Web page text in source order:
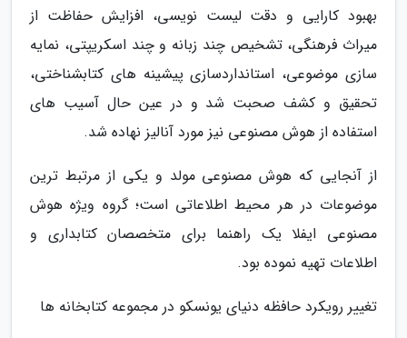
بهبود کارایی و دقت لیست نویسی، افزایش حفاظت از
میراث فرهنگی، تشخیص چند زبانه و چند اسکریپتی، نمایه
سازی موضوعی، استانداردسازی پیشینه های کتابشناختی،
تحقیق و کشف صحبت شد و در عین حال آسیب های
استفاده از هوش مصنوعی نیز مورد آنالیز نهاده شد.
از آنجایی که هوش مصنوعی مولد و یکی از مرتبط ترین
موضوعات در هر محیط اطلاعاتی است؛ گروه ویژه هوش
مصنوعی ایفلا یک راهنما برای متخصصان کتابداری و
اطلاعات تهیه نموده بود.
تغییر رویکرد حافظه دنیای یونسکو در مجموعه کتابخانه ها